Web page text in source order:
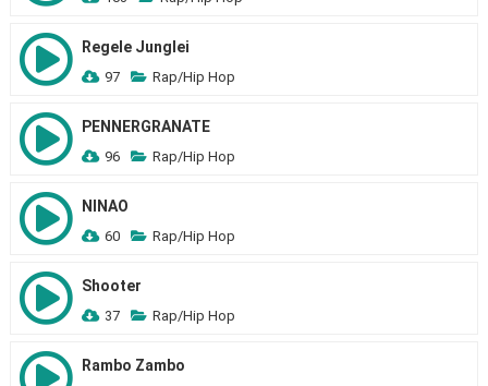
Regele Junglei
97 Rap/Hip Hop
PENNERGRANATE
96 Rap/Hip Hop
NINAO
60 Rap/Hip Hop
Shooter
37 Rap/Hip Hop
Rambo Zambo